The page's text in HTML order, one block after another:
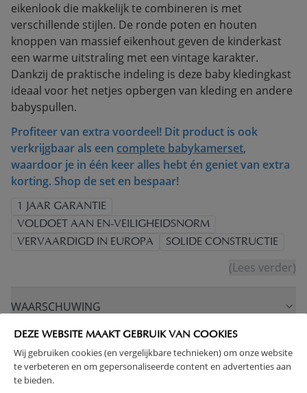
DEZE WEBSITE MAAKT GEBRUIK VAN COOKIES
Wij gebruiken cookies (en vergelijkbare technieken) om onze website
te verbeteren en om gepersonaliseerde content en advertenties aan
te bieden.
eikenlook die makkelijk te combineren is met
verschillende stijlen. De ronde poten en houten
knoppen van massief eikenhout geven de kinderkast
een warme uitstraling met een vintage karakter.
Dankzij de praktische indeling is deze baby kledingkast
ideaal voor het netjes opbergen van kleding en andere
babyspullen.
Profiteer van extra voordeel! Dit product is ook
verkrijgbaar als een complete babykamerset,
waardoor je in één keer alles hebt én geniet van extra
korting. Shop de set en bespaar!
1 JAAR GARANTIE
VOLDOET AAN EN-VEILIGHEIDSNORM
VERVAARDIGD IN EUROPA
SOLIDE CONSTRUCTIE
(Lees verder)
WAARSCHUWING
PRODUCTEIGENSCHAPPEN
PLUS- EN MINPUNTEN